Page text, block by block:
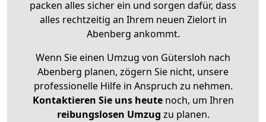
packen alles sicher ein und sorgen dafür, dass
alles rechtzeitig an Ihrem neuen Zielort in
Abenberg ankommt.
Wenn Sie einen Umzug von Gütersloh nach
Abenberg planen, zögern Sie nicht, unsere
professionelle Hilfe in Anspruch zu nehmen.
Kontaktieren Sie uns heutenoch, um Ihren
reibungslosen Umzug zu planen.